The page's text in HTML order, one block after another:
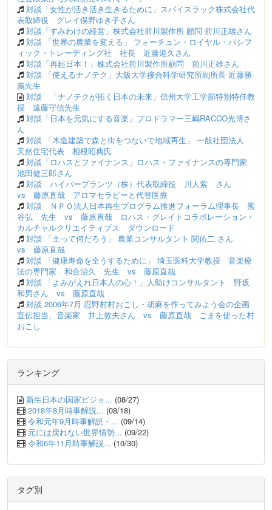
対談「女性が活き活き生きるために」スパイスラック株式会社代
表取締役 グレイ俣野ゆき子さん
対談「すみわけの経営」株式会社前川製作所 顧問 前川正雄さん
対談 「世界の農業を変える」 フォーチュン・ロイヤル・パシフ
ィック・トレーディング社 社長 近藤道久さん
対談「再起日本！」株式会社前川製作所顧問 前川正雄さん
対談 「使えるナノテク」大阪大学接合科学研究所副所長 近藤勝
義先生
対談 「ナノテクが拓く日本の未来」信州大学工学部特別特任教
授 遠藤守信先生
対談「日本を元気にする音楽」プロドラマー三嶋RACCO光博さ
ん
対談 「木造建築で森と街をつないで地域再生」 一般社団法人
天然住宅代表 相根昭典氏
対談「ロハスとファイナンス」ロハス・ファイナンスの専門家
池田健三郎さん
対談 ハイパープランツ（株）代表取締役 川人紫 さん
vs 藤原直哉 アロマセラピーと代替医療
対談 ＮＰＯ法人日本再生プログラム推進フォーラム理事長 熊
谷弘 先生 vs 藤原直哉 ロハス・グレイトコラボレーション・
カルチャルクリエイティブス ダウンロード
対談 「土って何だろう」 農業コンサルタント 関佑二 さん
vs 藤原直哉
対談 「健康寿命を全うするために」 埼玉医科大学教授 音楽療
法の専門家 和合治久 先生 vs 藤原直哉
対談 「よみがえれ日本人の心！」人助けコンサルタント 野坂
和男さん vs 藤原直哉
対談 2006年7月 忍野村村おこし・胡麻を作ってみよう会の企画
宣伝担当、音楽家 井上敦夫さん vs 藤原直哉 ごまを使った村
おこし
ランキング
新生日本の国家ビジョ... (08/27)
2018年8月時事解説... (08/18)
令和元年9月時事解説・... (09/14)
元には戻れない世界情勢... (09/22)
令和6年11月時事解説... (10/30)
タグ別